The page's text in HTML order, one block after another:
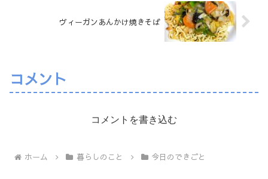
ヴィーガンあんかけ焼きそば
コメント
コメントを書き込む
ホーム 暮らしのこと 今日のできごと